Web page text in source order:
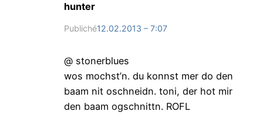
hunter
Publiché12.02.2013 – 7:07
@ stonerblues
wos mochst’n. du konnst mer do den
baam nit oschneidn. toni, der hot mir
den baam ogschnittn. ROFL